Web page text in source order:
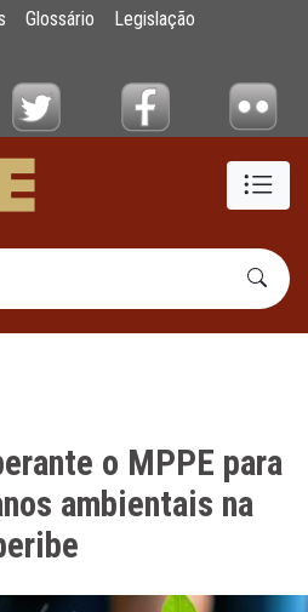
o MPPE para
Glossário
Legislação
o MPPE para
ambientais na